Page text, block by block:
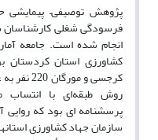
پژوهش توصیفی–
فرسودگی شغلی کارشناسان
انجام شده است. جامعه
کرجسی و
روش طبقه‌ای با انتساب
پرسشنامه­ ای بود که
سازمان جهاد کشاورزی